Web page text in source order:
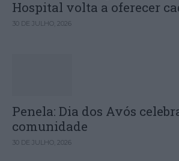
Hospital volta a oferecer
30 DE JULHO, 2026
Penela: Dia dos Avós
comunidade
30 DE JULHO, 2026